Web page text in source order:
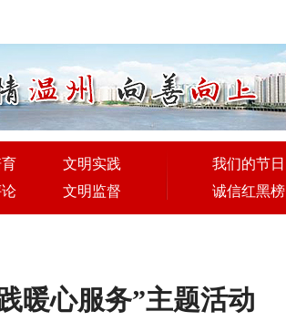
文明实践
文明监督
我们的节日
诚信红黑榜
暖心服务”主题活动